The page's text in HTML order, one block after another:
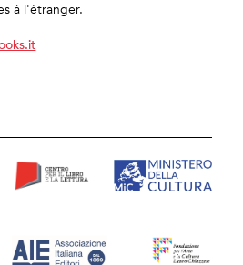
à l'étranger.